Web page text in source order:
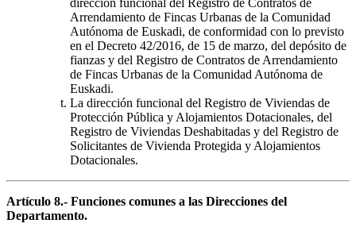
dirección funcional del Registro de Contratos de
Arrendamiento de Fincas Urbanas de la Comunidad
Autónoma de Euskadi, de conformidad con lo previsto
en el Decreto 42/2016, de 15 de marzo, del depósito de
fianzas y del Registro de Contratos de Arrendamiento
de Fincas Urbanas de la Comunidad Autónoma de
Euskadi.
La dirección funcional del Registro de Viviendas de
Protección Pública y Alojamientos Dotacionales, del
Registro de Viviendas Deshabitadas y del Registro de
Solicitantes de Vivienda Protegida y Alojamientos
Dotacionales.
Artículo 8.- Funciones comunes a las Direcciones del
Departamento.